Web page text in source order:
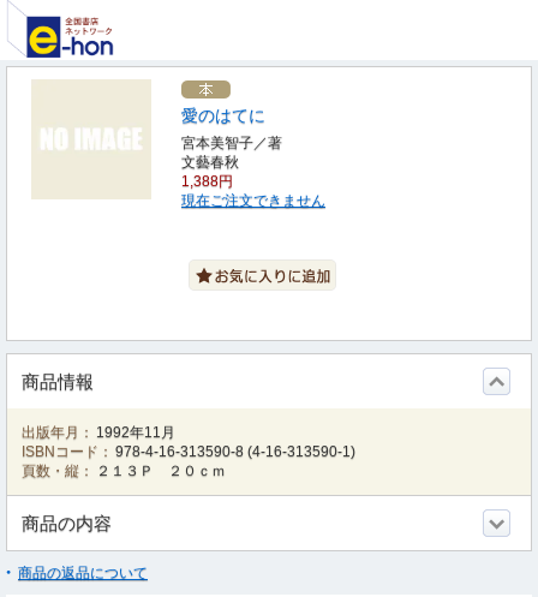
愛のはてに
宮本美智子／著
文藝春秋
1,388円
現在ご注文できません
商品情報
出版年月： 1992年11月
ISBNコード： 978-4-16-313590-8 (4-16-313590-1)
頁数・縦：
２１３Ｐ ２０ｃｍ
商品の内容
商品の返品について